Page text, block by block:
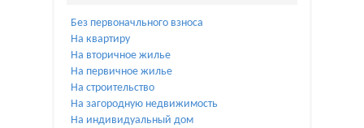
Без первоначльного взноса
На квартиру
На вторичное жилье
На первичное жилье
На строительство
На загородную недвижимость
На индивидуальный дом